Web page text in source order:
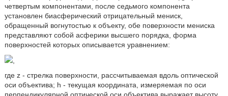
четвертым компонентами, после седьмого компонента
установлен биасферический отрицательный мениск,
обращенный вогнутостью к объекту, обе поверхности мениска
представляют собой асферики высшего порядка, форма
поверхностей которых описывается уравнением:
,
где z - стрелка поверхности, рассчитываемая вдоль оптической
оси объектива; h - текущая координата, измеряемая по оси